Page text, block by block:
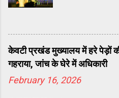
मिला।
धाम में बदल
केवटी प्रखंड मुख्यालय में हरे पेड़ों
गहराया, जांच के घेरे में अधिकारी
February 16, 2026